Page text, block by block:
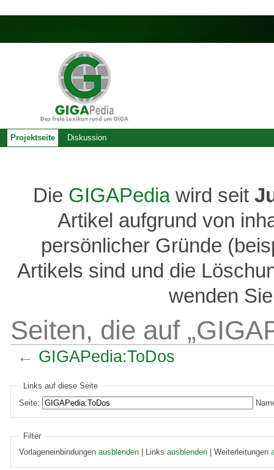
Die GIGAPediawird seit
Artikel aufgrund von
persönlicher Gründe
Artikels sind und die
wenden
Seiten, die auf
← GIGAPedia:ToDos
Links auf diese Seite
Seite:
Filter
Vorlageneinbindungenausblenden | Linksausblenden | Weiterleitungen
Projektseite Diskussion